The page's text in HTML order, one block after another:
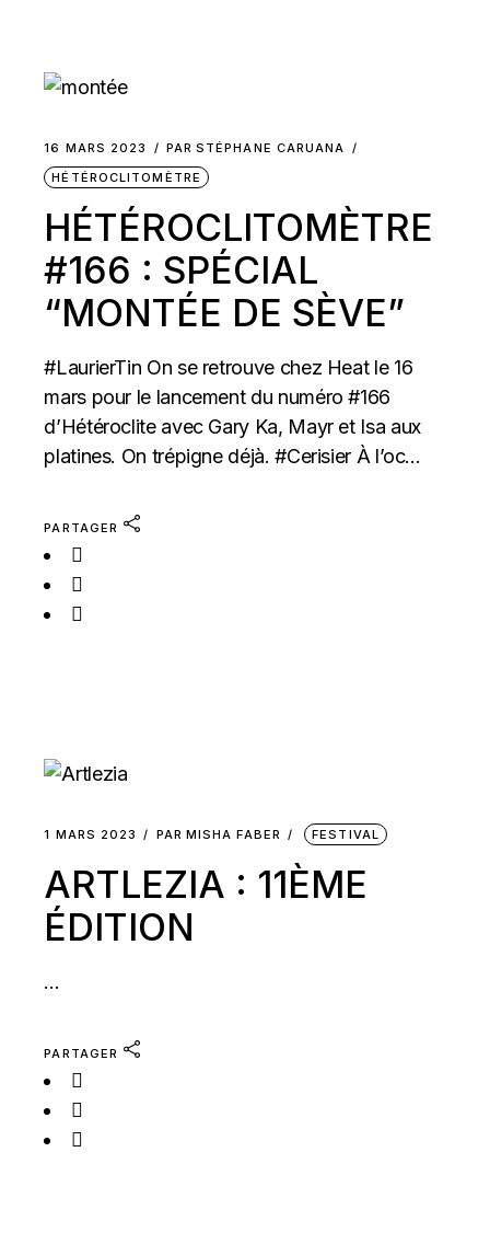
16 MARS 2023 PAR STÉPHANE CARUANA
HÉTÉROCLITOMÈTRE
HÉTÉROCLITOMÈTRE
#166 : SPÉCIAL
“MONTÉE DE SÈVE”
#LaurierTin On se retrouve chez Heat le 16
mars pour le lancement du numéro #166
d’Hétéroclite avec Gary Ka, Mayr et Isa aux
platines. On trépigne déjà. #Cerisier À l’oc...
PARTAGER
1 MARS 2023 PAR MISHA FABER FESTIVAL
ARTLEZIA : 11ÈME
ÉDITION
...
PARTAGER